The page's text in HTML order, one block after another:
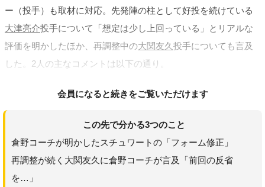
ー（投手）も取材に対応。先発陣の柱として好投を続けている
大津亮介投手について「想定は少し上回っている」とリアルな
評価を明かしたほか、再調整中の大関友久 投手についても言及
した。2人の主なコメントは以下の通り。
会員になると続きをご覧いただけます
この先で分かる3つのこと
倉野コーチが明かしたスチュワートの「フォーム修正」
再調整が続く大関友久に倉野コーチが言及「前回の反省
を…」